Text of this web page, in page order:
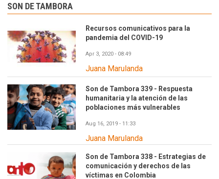
SON DE TAMBORA
Recursos comunicativos para la
pandemia del COVID-19
Apr 3, 2020 - 08:49
Juana Marulanda
Son de Tambora 339 - Respuesta
humanitaria y la atención de las
poblaciones más vulnerables
Aug 16, 2019 - 11:33
Juana Marulanda
Son de Tambora 338 - Estrategias de
comunicación y derechos de las
víctimas en Colombia